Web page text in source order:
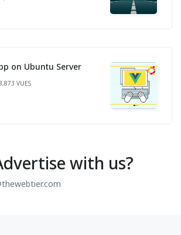
on Ubuntu Server
VUES
with us?